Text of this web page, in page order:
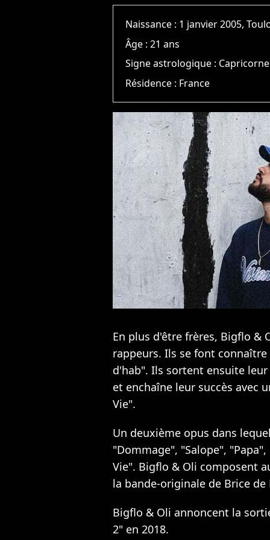
Naissance : 1 janvier 2005,
Âge :21 ans
Signe astrologique : Capricorne
Résidence : France
En plus d'être frères, Bigflo &
rappeurs. Ils se font
d'hab". Ils sortent ensuite
et enchaîne leur succès avec
Vie".
Un deuxième opus dans
"Dommage", "Salope",
Vie". Bigflo & Oli composent
la bande-originale de Brice de
Bigflo & Oli annoncent la
2" en 2018.